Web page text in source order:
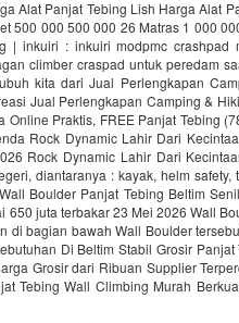
Alat Panjat Tebing Lish Harga Alat
500 000 500 000 26 Matras 1 000
| inkuiri : inkuiri modpmc crashpad
climber craspad untuk peredam
kita dari Jual Perlengkapan
Jual Perlengkapan Camping &
Praktis, FREE Panjat Tebing
Rock Dynamic Lahir Dari
Rock Dynamic Lahir Dari
diantaranya : kayak, helm safety,
Boulder Panjat Tebing Beltim
juta terbakar 23 Mei 2026 Wall
di bagian bawah Wall Boulder
Di Beltim Stabil Grosir Panjat
Grosir dari Ribuan Supplier
Tebing Wall Climbing Murah